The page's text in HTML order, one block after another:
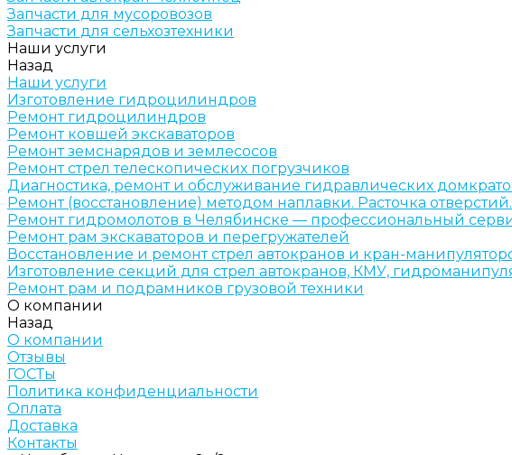
Запчасти для мусоровозов
Запчасти для сельхозтехники
Наши услуги
Назад
Наши услуги
Изготовление гидроцилиндров
Ремонт гидроцилиндров
Ремонт ковшей экскаваторов
Ремонт земснарядов и землесосов
Ремонт стрел телескопических погрузчиков
Диагностика, ремонт и обслуживание гидравлических
Ремонт (восстановление) методом наплавки. Расточка отверстий.
Ремонт гидромолотов в Челябинске — профессиональный
Ремонт рам экскаваторов и перегружателей
Восстановление и ремонт стрел автокранов и кран-
Изготовление секций для стрел автокранов, КМУ,
Ремонт рам и подрамников грузовой техники
О компании
Назад
О компании
Отзывы
ГОСТы
Политика конфиденциальности
Оплата
Доставка
Контакты